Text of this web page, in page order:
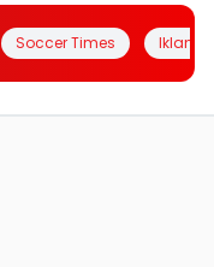
Soccer Times Iklanin